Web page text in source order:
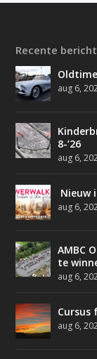
Recente
aug 6,
8-’26
aug 6,
Nieuw
aug 6,
AMBC
te
aug 6,
aug 6,